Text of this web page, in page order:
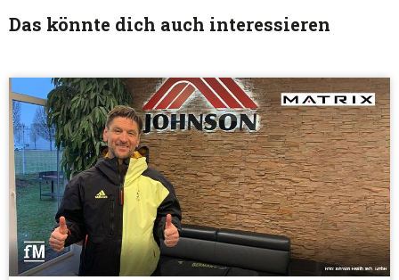
Das könnte dich auch interessieren